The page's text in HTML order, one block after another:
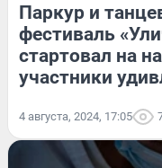
Паркур и
фестиваль
стартовал на
участники
4 августа, 2024, 17:05